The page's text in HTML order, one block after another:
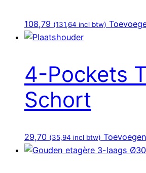
108,79 (131,64 incl btw)
4-Pockets
Schort
29,70 (35,94 incl btw)